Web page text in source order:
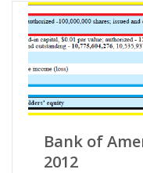
Bank of
2012